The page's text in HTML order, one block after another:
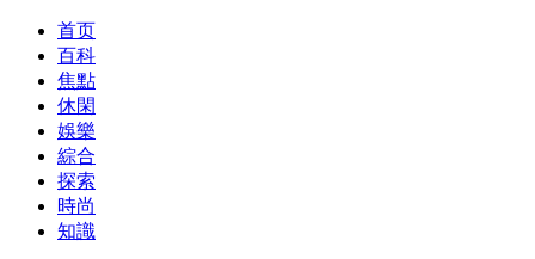
首页
百科
焦點
休閑
娛樂
綜合
探索
時尚
知識